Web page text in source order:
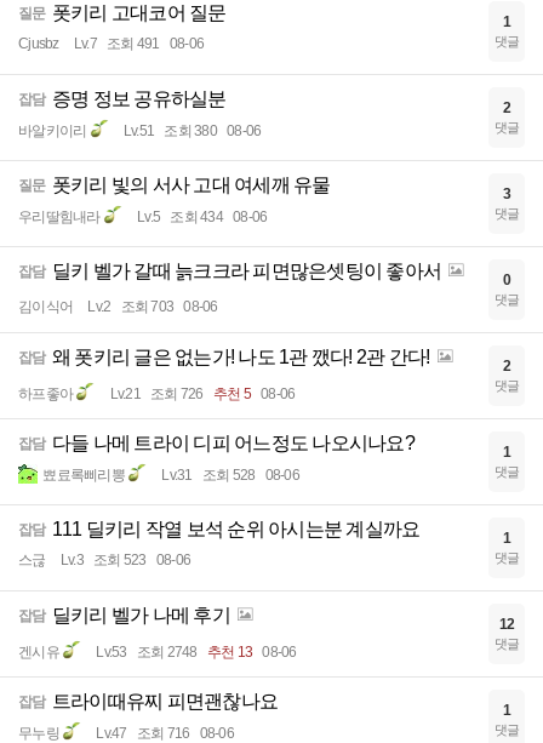
질문 폿키리 고대코어 질문
Cjusbz Lv.7 조회 491 08-06
1
댓글
잡담 증명 정보 공유하실분
바알키이리 Lv.51 조회 380 08-06
2
댓글
질문 폿키리 빛의 서사 고대 여세깨 유물
우리딸힘내라 Lv.5 조회 434 08-06
3
댓글
잡담 딜키 벨가 갈때 늙크크라 피면많은셋팅이 좋아서
김이식어 Lv.2 조회 703 08-06
0
댓글
잡담 왜 폿키리 글은 없는가! 나도 1관 깼다! 2관 간다!
하프좋아 Lv.21 조회 726 추천 5 08-06
2
댓글
잡담 다들 나메 트라이 디피 어느정도 나오시나요?
뾰료록삐리뽕 Lv.31 조회 528 08-06
1
댓글
잡담 111 딜키리 작열 보석 순위 아시는분 계실까요
스귾 Lv.3 조회 523 08-06
1
댓글
잡담 딜키리 벨가 나메 후기
겐시유 Lv.53 조회 2748 추천 13 08-06
12
댓글
잡담 트라이때유찌 피면괜찮나요
무누링 Lv.47 조회 716 08-06
1
댓글